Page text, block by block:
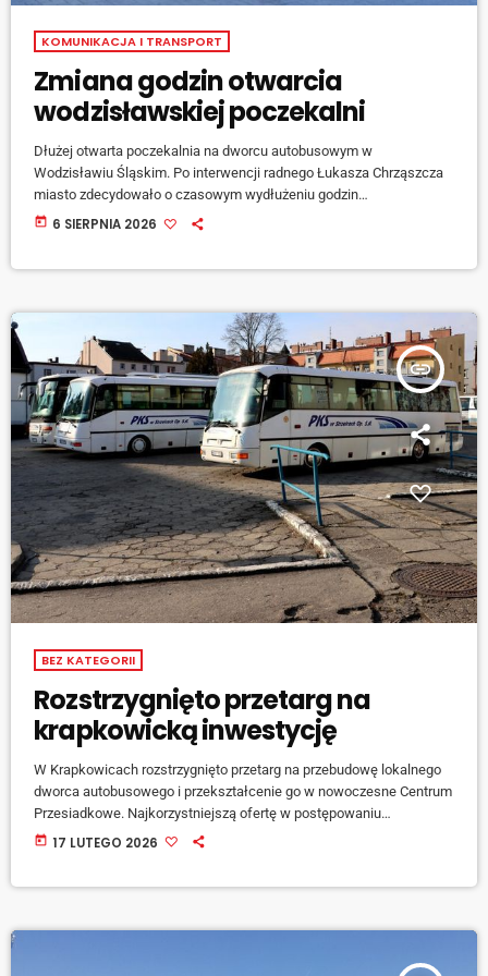
KOMUNIKACJA I TRANSPORT
Zmiana godzin otwarcia
wodzisławskiej poczekalni
Dłużej otwarta poczekalnia na dworcu autobusowym w
Wodzisławiu Śląskim. Po interwencji radnego Łukasza Chrząszcza
miasto zdecydowało o czasowym wydłużeniu godzin
funkcjonowania klimatyzowanej poczekalni. W związku z
zaśmiecania, dlatego godziny funkcjonowania były dostosowane do
obecności obsługi. Urząd zapowiada, […]
today 6 SIERPNIA 2026
insert_link
BEZ KATEGORII
Rozstrzygnięto przetarg na
krapkowicką inwestycję
W Krapkowicach rozstrzygnięto przetarg na przebudowę lokalnego
dworca autobusowego i przekształcenie go w nowoczesne Centrum
Przesiadkowe. Najkorzystniejszą ofertę w postępowaniu
przygotowało krapkowickie przedsiębiorstwo. Inwestycja jest jedną
today 17 LUTEGO 2026